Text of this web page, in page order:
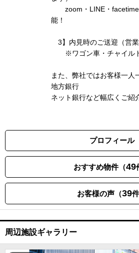
zoom・LINE・facetime
能！
3】内見時のご送迎（営業
※ワゴン車・チャイルド
また、弊社ではお客様一人
地方銀行
ネット銀行など幅広くご紹
プロフィール
おすすめ物件（49
お客様の声（39件
周辺施設ギャラリー